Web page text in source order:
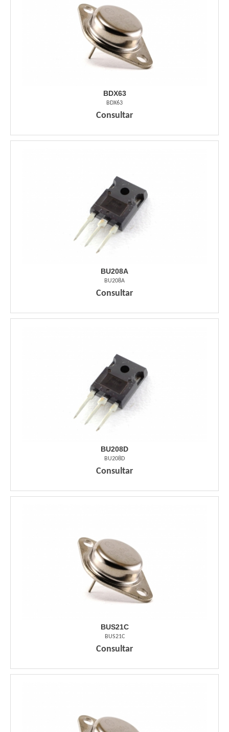
BDX63
BDX63
Consultar
BU208A
BU208A
Consultar
BU208D
BU208D
Consultar
BUS21C
BUS21C
Consultar